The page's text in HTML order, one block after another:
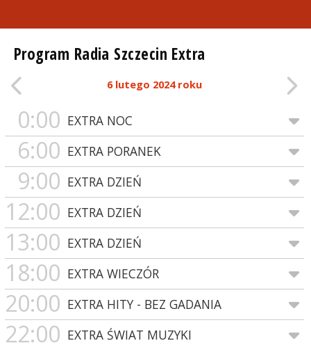
Program Radia Szczecin Extra
6 lutego 2024 roku
0:00 EXTRA NOC
6:00 EXTRA PORANEK
9:00 EXTRA DZIEŃ
12:00 EXTRA DZIEŃ
13:00 EXTRA DZIEŃ
18:00 EXTRA WIECZÓR
20:00 EXTRA HITY - BEZ GADANIA
22:00 EXTRA ŚWIAT MUZYKI